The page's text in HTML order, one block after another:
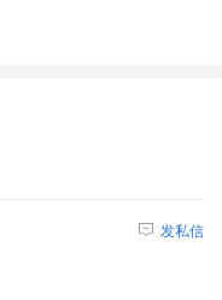
发私信